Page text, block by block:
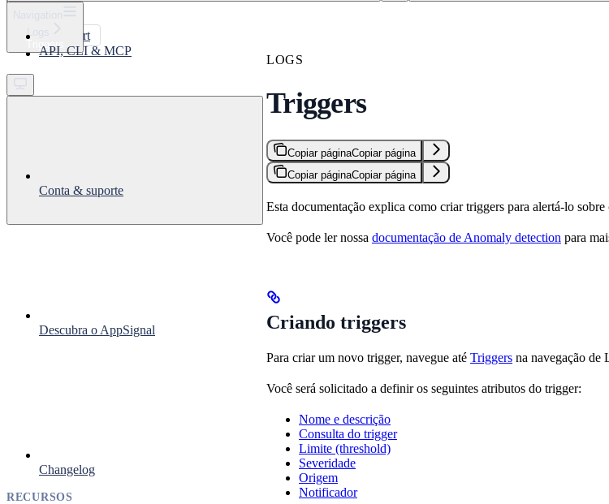
Support
Get started
Logs
Triggers
API, CLI & MCP
Conta & suporte
Descubra o AppSignal
Changelog
RECURSOS
LOGS
Triggers
Copiar páginaCopiar página
Copiar páginaCopiar página
Esta documentação explica como criar triggers para alertá-lo
Você pode ler nossa documentação de Anomaly detection para
Criando triggers
Para criar um novo trigger, navegue até Triggers na navegação de
Você será solicitado a definir os seguintes atributos do trigger:
Nome e descrição
Consulta do trigger
Limite (threshold)
Severidade
Origem
Notificador